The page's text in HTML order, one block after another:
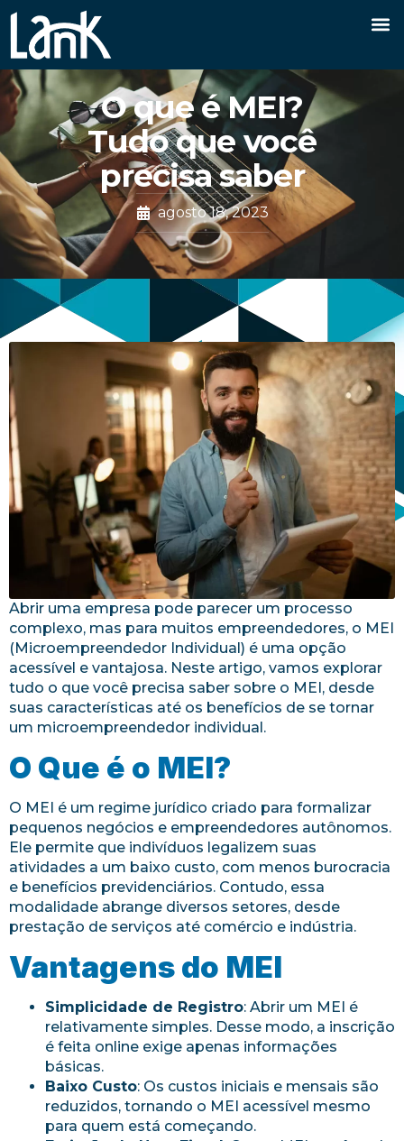
O que é MEI?
Tudo que você
precisa saber
agosto 18, 2023
Abrir uma empresa pode parecer um processo
complexo, mas para muitos empreendedores, o MEI
(Microempreendedor Individual) é uma opção
acessível e vantajosa. Neste artigo, vamos explorar
tudo o que você precisa saber sobre o MEI, desde
suas características até os benefícios de se tornar
um microempreendedor individual.
O Que é o MEI?
O MEI é um regime jurídico criado para formalizar
pequenos negócios e empreendedores autônomos.
Ele permite que indivíduos legalizem suas
atividades a um baixo custo, com menos burocracia
e benefícios previdenciários. Contudo, essa
modalidade abrange diversos setores, desde
prestação de serviços até comércio e indústria.
Vantagens do MEI
Simplicidade de Registro: Abrir um MEI é
relativamente simples. Desse modo, a inscrição
é feita online exige apenas informações
básicas.
Baixo Custo: Os custos iniciais e mensais são
reduzidos, tornando o MEI acessível mesmo
para quem está começando.